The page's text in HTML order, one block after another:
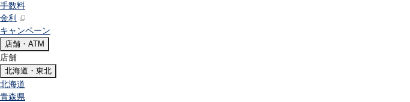
手数料
金利
キャンペーン
店舗・ATM
店舗
北海道・東北
北海道
青森県